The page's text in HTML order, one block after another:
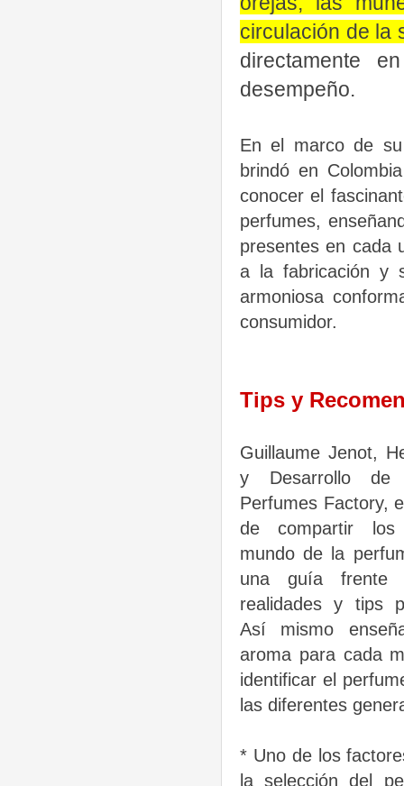
circulación de la
directamente
desempeño.
En el marco de
brindó en
conocer el
perfumes,
presentes en cada
a la fabricación y
armoniosa
consumidor.
Tips y
Guillaume Jenot,
y Desarrollo de
Perfumes Factory,
de compartir los
mundo de la
una guía frente
realidades y tips
Así mismo
aroma para cada
identificar el
las diferentes
* Uno de los
la selección del